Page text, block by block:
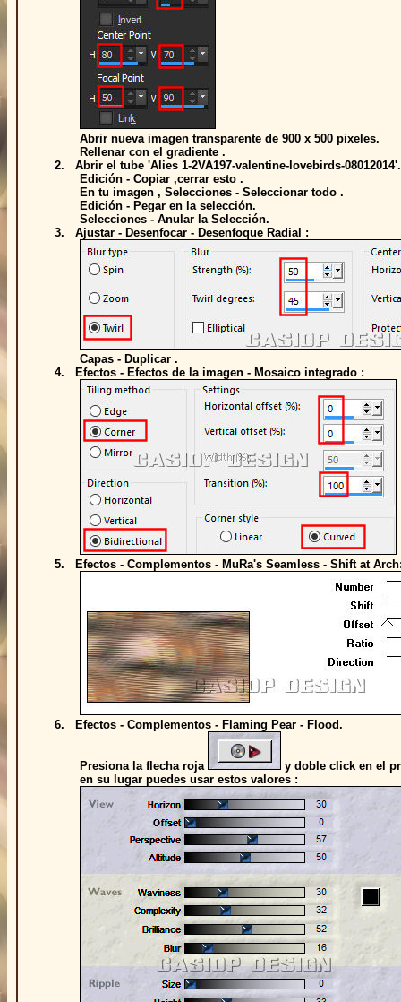
Abrir nueva imagen transparente de 900 x 500 pixeles.
Rellenar con el gradiente .
2. Abrir el tube 'Alies 1-2VA197-valentine-lovebirds-08012014'.
Edición - Copiar ,cerrar esto .
En tu imagen , Selecciones - Seleccionar todo .
Edición - Pegar en la selección.
Selecciones - Anular la Selección.
3. Ajustar - Desenfocar - Desenfoque Radial :
Capas - Duplicar .
4. Efectos - Efectos de la imagen - Mosaico integrado :
5. Efectos - Complementos - MuRa's Seamless - Shift at
6. Efectos - Complementos - Flaming Pear - Flood.
Presiona la flecha roja
y doble click en el
en su lugar puedes usar estos valores :